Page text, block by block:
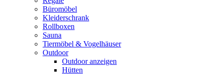
Büromöbel
Kleiderschrank
Rollboxen
Sauna
Tiermöbel & Vogelhäuser
Outdoor
Outdoor anzeigen
Hütten